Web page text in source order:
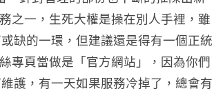
之一，生死大權是操在別人手裡，雖
缺的一環，但建議還是得有一個正統
專頁當做是「官方網站」，因為你們
護，有一天如果服務冷掉了，總會有